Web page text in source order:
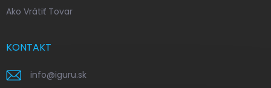
Ako Vrátiť Tovar
KONTAKT
info@iguru.sk